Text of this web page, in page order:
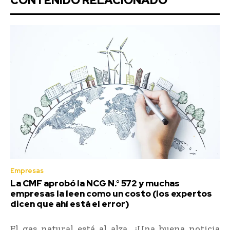
Empresas
La CMF aprobó la NCG N.° 572 y muchas
empresas la leen como un costo (los expertos
dicen que ahí está el error)